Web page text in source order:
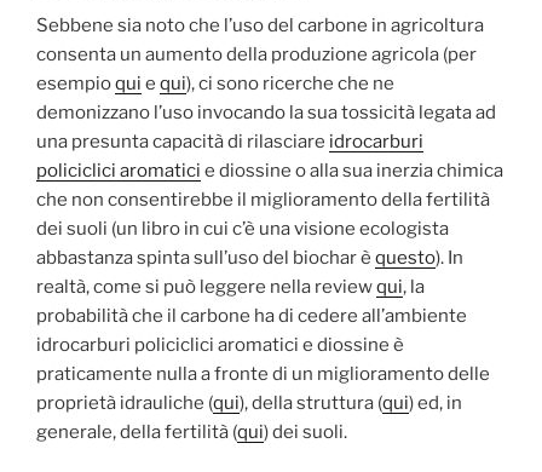
Sebbene sia noto che l’uso del carbone in agricoltura
consenta un aumento della produzione agricola (per
esempioqui e qui), ci sono ricerche che ne
demonizzano l’uso invocando la sua tossicità legata ad
una presunta capacità di rilasciare idrocarburi
policiclici aromatici e diossine o alla sua inerzia chimica
che non consentirebbe il miglioramento della fertilità
dei suoli (un libro in cui c’è una visione ecologista
abbastanza spinta sull’uso del biochar è questo). In
realtà, come si può leggere nella reviewqui, la
probabilità che il carbone ha di cedere all’ambiente
idrocarburi policiclici aromatici e diossine è
praticamente nulla a fronte di un miglioramento delle
proprietà idrauliche (qui), della struttura (qui) ed, in
generale, della fertilità (qui) dei suoli.